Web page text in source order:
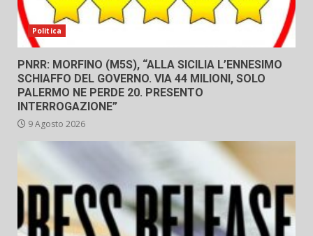
Politica
PNRR: MORFINO (M5S), “ALLA SICILIA L’ENNESIMO
SCHIAFFO DEL GOVERNO. VIA 44 MILIONI, SOLO
PALERMO NE PERDE 20. PRESENTO
INTERROGAZIONE”
9 Agosto 2026